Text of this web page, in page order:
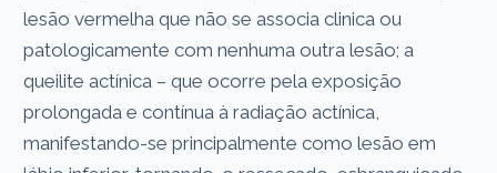
lesão vermelha que não se associa clinica ou
patologicamente com nenhuma outra lesão; a
queilite actínica – que ocorre pela exposição
prolongada e contínua à radiação actínica,
manifestando-se principalmente como lesão em